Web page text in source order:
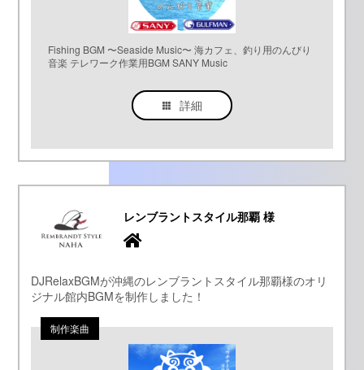
Fishing BGM 〜Seaside Music〜 海カフェ、釣り用のんびり
音楽 テレワーク作業用BGM SANY Music
詳細
レンブラントスタイル那覇 様
DJRelaxBGMが沖縄のレンブラントスタイル那覇様のオリ
ジナル館内BGMを制作しました！